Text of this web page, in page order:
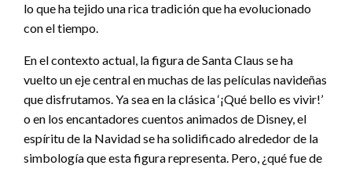
lo que ha tejido una rica tradición que ha evolucionado
con el tiempo.
En el contexto actual, la figura de Santa Claus se ha
vuelto un eje central en muchas de las películas navideñas
que disfrutamos. Ya sea en la clásica ‘¡Qué bello es vivir!’
o en los encantadores cuentos animados de Disney, el
espíritu de la Navidad se ha solidificado alrededor de la
simbología que esta figura representa. Pero, ¿qué fue de